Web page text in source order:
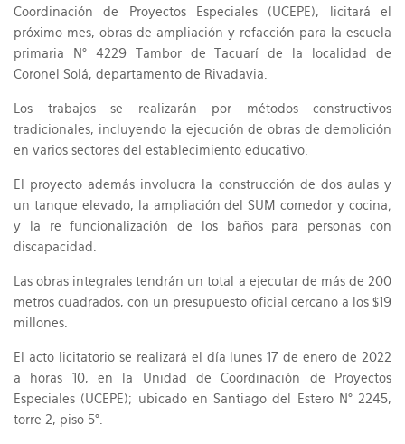
Coordinación de Proyectos Especiales (UCEPE), licitará el
próximo mes, obras de ampliación y refacción para la escuela
primaria N° 4229 Tambor de Tacuarí de la localidad de
Coronel Solá, departamento de Rivadavia.
Los trabajos se realizarán por métodos constructivos
tradicionales, incluyendo la ejecución de obras de demolición
en varios sectores del establecimiento educativo.
El proyecto además involucra la construcción de dos aulas y
un tanque elevado, la ampliación del SUM comedor y cocina;
y la re funcionalización de los baños para personas con
discapacidad.
Las obras integrales tendrán un total a ejecutar de más de 200
metros cuadrados, con un presupuesto oficial cercano a los $19
millones.
El acto licitatorio se realizará el día lunes 17 de enero de 2022
a horas 10, en la Unidad de Coordinación de Proyectos
Especiales (UCEPE); ubicado en Santiago del Estero N° 2245,
torre 2, piso 5°.